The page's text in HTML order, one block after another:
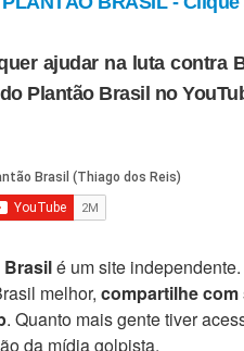
ajudar na luta contra
Plantão Brasil no
Brasilé um site
melhor, compartilhe com
. Quanto mais gente tiver
da mídia golpista.